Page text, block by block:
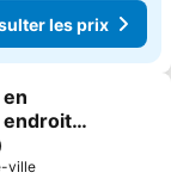
les prix
favoris
endroit
!
ville